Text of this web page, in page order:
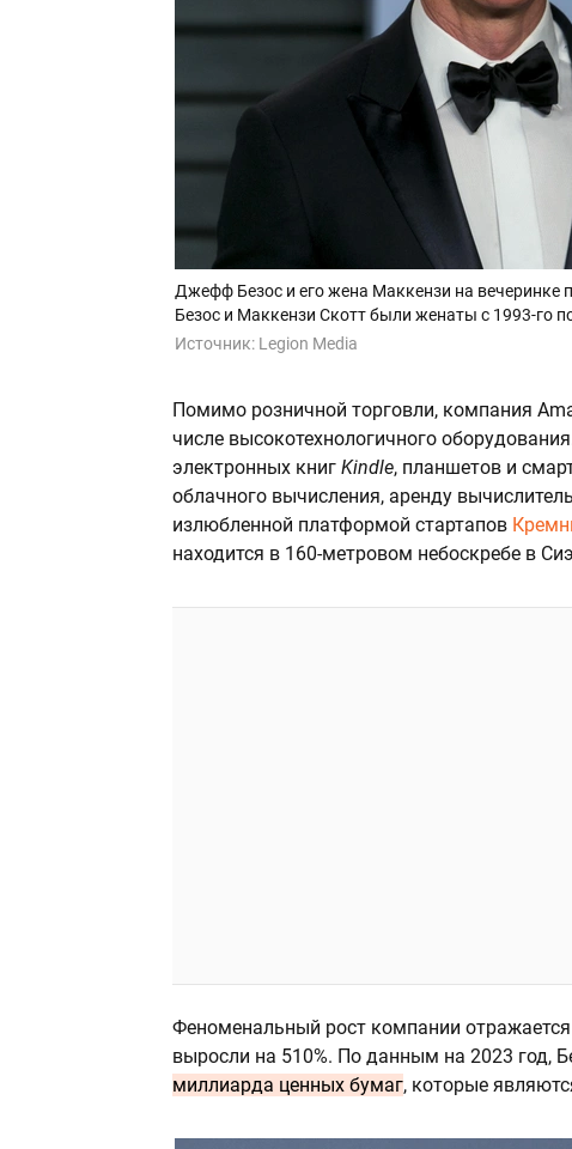
Джефф Безос и его жена Маккензи на
Безос и Маккензи Скотт были женаты с 1993-го
Источник: Legion Media
Помимо розничной торговли, компания
числе высокотехнологичного
электронных книг Kindle, планшетов и
облачного вычисления, аренду
излюбленной платформой стартапов
находится в 160-метровом небоскребе в
Феноменальный рост компании
выросли на 510%. По данным на 2023 год,
миллиарда ценных бумаг, которые